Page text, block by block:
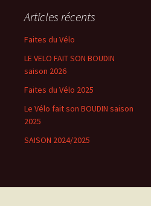
Articles récents
Faites du Vélo
LE VELO FAIT SON BOUDIN
saison 2026
Faites du Vélo 2025
Le Vélo fait son BOUDIN saison
2025
SAISON 2024/2025